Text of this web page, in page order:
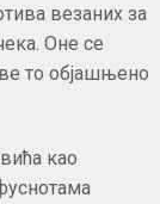
везаних за
Оне се
то објашњено
као